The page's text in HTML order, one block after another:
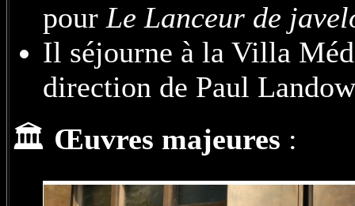
pour Le Lanceur de
Il séjourne à la Villa
direction de Paul
🏛️ Œuvres majeures :